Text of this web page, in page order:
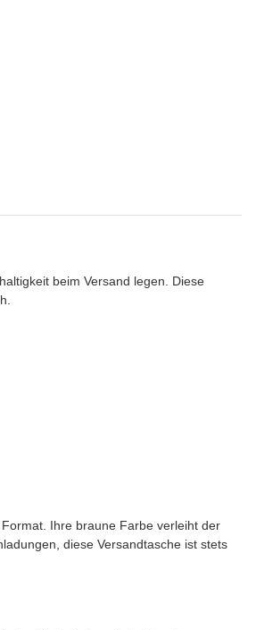
beim Versand legen. Diese
Ihre braune Farbe verleiht der
diese Versandtasche ist stets